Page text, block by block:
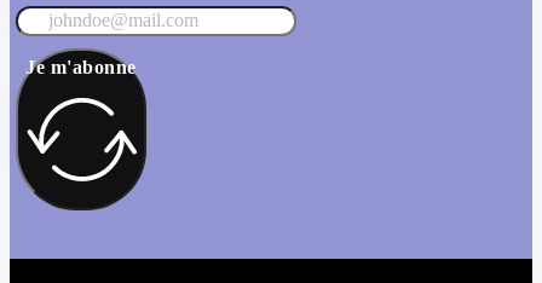
Je m'abonne